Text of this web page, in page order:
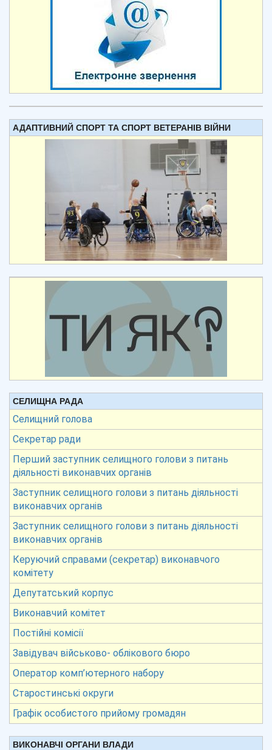
АДАПТИВНИЙ СПОРТ ТА СПОРТ ВЕТЕРАНІВ ВІЙНИ
СЕЛИЩНА РАДА
Селищний голова
Секретар ради
Перший заступник селищного голови з питань
діяльності виконавчих органів
Заступник селищного голови з питань діяльності
виконавчих органів
Заступник селищного голови з питань діяльності
виконавчих органів
Керуючий справами (секретар) виконавчого
комітету
Депутатський корпус
Виконавчий комітет
Постійні комісії
Завідувач військово- облікового бюро
Оператор комп’ютерного набору
Старостинські округи
Графік особистого прийому громадян
ВИКОНАВЧІ ОРГАНИ ВЛАДИ